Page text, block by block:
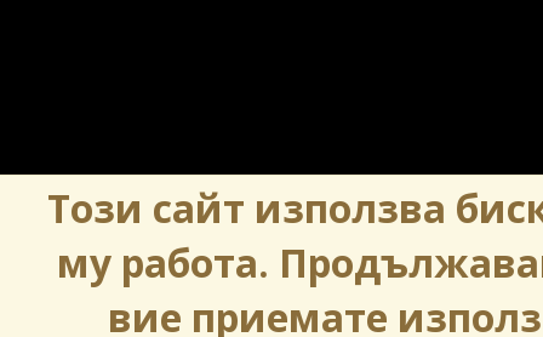
Този сайт използва
му работа.
вие приемате